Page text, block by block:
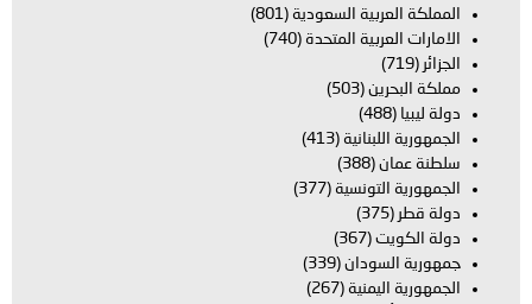
المملكة العربية السعودية (801)
الامارات العربية المتحدة (740)
الجزائر (719)
مملكة البحرين (503)
دولة ليبيا (488)
الجمهورية اللبنانية (413)
سلطنة عمان (388)
الجمهورية التونسية (377)
دولة قطر (375)
دولة الكويت (367)
جمهورية السودان (339)
الجمهورية اليمنية (267)